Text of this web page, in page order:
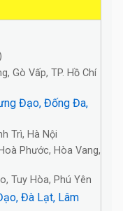
Gò Vấp, TP. Hồ Chí
Đạo, Đống Đa,
Trì, Hà Nội
Phước, Hòa Vang,
Tuy Hòa, Phú Yên
Đà Lạt, Lâm